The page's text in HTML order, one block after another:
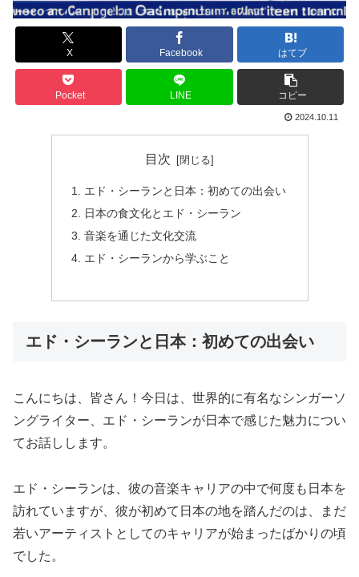
X Facebook はてブ
Pocket LINE コピー
2024.10.11
目次
エド・シーランと日本：初めての出会い
日本の食文化とエド・シーラン
音楽を通じた文化交流
エド・シーランから学ぶこと
エド・シーランと日本：初めての出会い
こんにちは、皆さん！今日は、世界的に有名なシンガーソ
ングライター、エド・シーランが日本で感じた魅力につい
てお話しします。
エド・シーランは、彼の音楽キャリアの中で何度も日本を
訪れていますが、彼が初めて日本の地を踏んだのは、まだ
若いアーティストとしてのキャリアが始まったばかりの頃
でした。